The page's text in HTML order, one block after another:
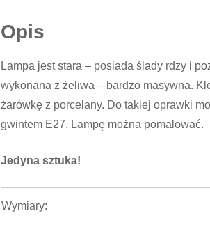
Opis
Lampa jest stara – posiada ślady rdzy i
wykonana z żeliwa – bardzo masywna.
żarówkę z porcelany. Do takiej oprawki
gwintem E27. Lampę można pomalować.
Jedyna sztuka!
Wymiary: